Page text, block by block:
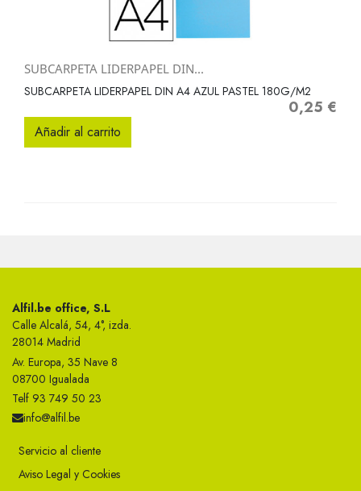
SUBCARPETA LIDERPAPEL DIN...
SUBCARPETA LIDERPAPEL DIN A4 AZUL PASTEL 180G/M2
Precio
0,25 €
Añadir al carrito
Alfil.be office, S.L
Calle Alcalá, 54, 4°, izda.
28014 Madrid
Av. Europa, 35 Nave 8
08700 Igualada
Telf 93 749 50 23
info@alfil.be
Servicio al cliente
Aviso Legal y Cookies